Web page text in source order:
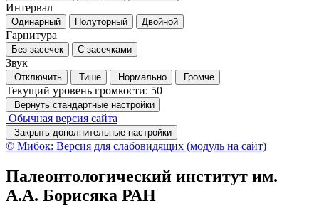
Интервал
Одинарный Полуторный Двойной
Гарнитура
Без засечек С засечками
Звук
Отключить Тише Нормально Громче
Текущий уровень громкости: 50
Вернуть стандартные настройки
Обычная версия сайта
Закрыть дополнительные настройки
© Мибок: Версия для слабовидящих (модуль на сайт)
Палеонтологический институт им.
А.А. Борисяка РАН